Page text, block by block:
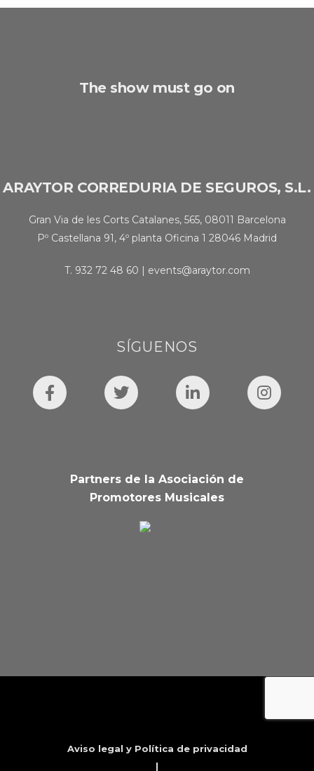
The show must go on
ARAYTOR CORREDURIA DE SEGUROS, S.L.
Gran Via de les Corts Catalanes, 565, 08011 Barcelona
Pº Castellana 91, 4º planta Oficina 1 28046 Madrid
T. 932 72 48 60 | events@araytor.com
SÍGUENOS
Partners de la Asociación de
Promotores Musicales
Aviso legal y Política de privacidad
|